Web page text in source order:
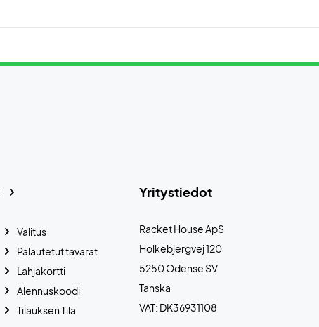
Yritystiedot
Racket House ApS
Holkebjergvej 120
5250 Odense SV
Tanska
VAT: DK36931108
Valitus
Palautetut tavarat
Lahjakortti
Alennuskoodi
Tilauksen Tila